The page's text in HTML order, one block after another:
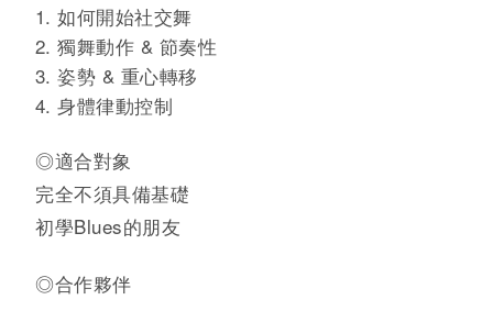
如何開始社交舞
獨舞動作 & 節奏性
姿勢 & 重心轉移
身體律動控制
◎適合對象
完全不須具備基礎
初學Blues的朋友
◎合作夥伴